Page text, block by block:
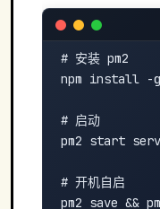
# 安装 pm2
npm install -g
# 启动
pm2 start
# 开机自启